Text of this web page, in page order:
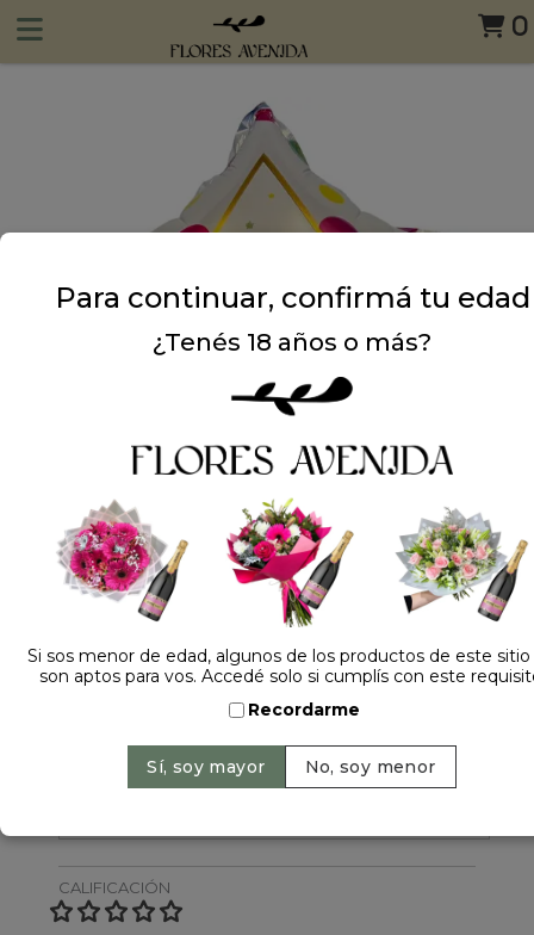
0
Dejá tu opinión
NOMBRE
CALIFICACIÓN
Para continuar, confirmá tu edad
¿Tenés 18 años o más?
Si sos menor de edad, algunos de los productos de este
son aptos para vos. Accedé solo si cumplís con este
Recordarme